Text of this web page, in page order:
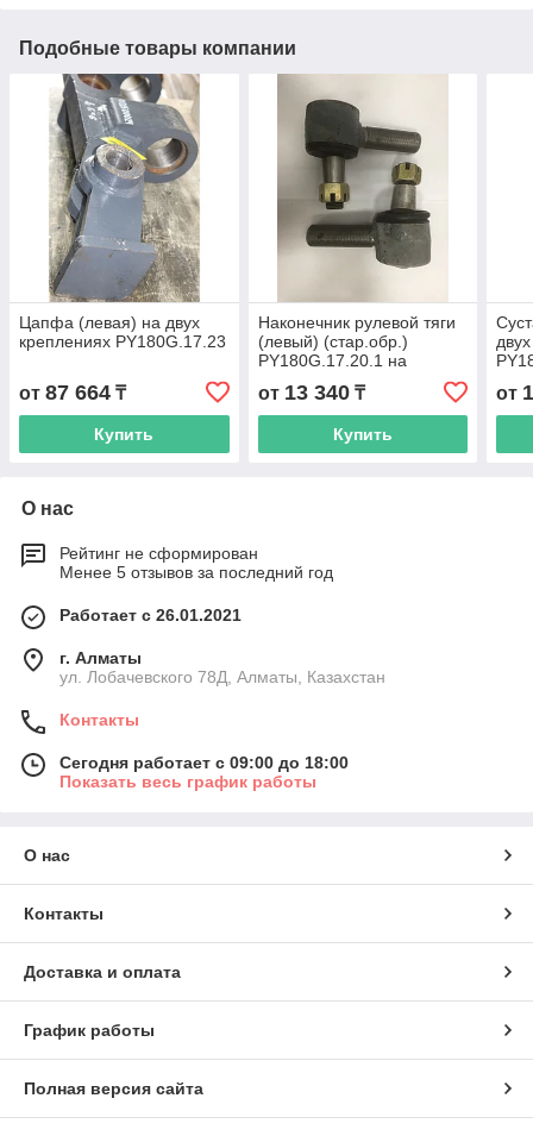
Подобные товары компании
Цапфа (левая) на двух
креплениях PY180G.17.23
от 87 664 ₸
Купить
Наконечник рулевой тяги
(левый) (стар.обр.)
PY180G.17.20.1 на
автогрейдер XCMG
GR215, GR180
от 13 340₸
Купить
от
О нас
Рейтинг не сформирован
Менее 5 отзывов за последний год
Работает с 26.01.2021
г. Алматы
ул. Лобачевского 78Д, Алматы, Казахстан
Контакты
Сегодня работает с 09:00 до 18:00
Показать весь график работы
О нас
Контакты
Доставка и оплата
График работы
Полная версия сайта